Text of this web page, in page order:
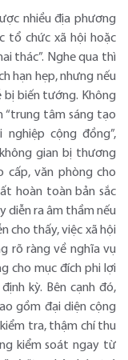
nhiều địa phương
tổ chức xã hội hoặc
thác”. Nghe qua thì
hạn hẹp, nhưng nếu
bị biến tướng. Không
“trung tâm sáng tạo
nghiệp cộng đồng”,
gian bị thương
cấp, văn phòng cho
hoàn toàn bản sắc
diễn ra âm thầm nếu
cho thấy, việc xã hội
rõ ràng về nghĩa vụ
cho mục đích phi lợi
kỳ. Bên cạnh đó,
gồm đại diện cộng
tra, thậm chí thu
kiểm soát ngay từ